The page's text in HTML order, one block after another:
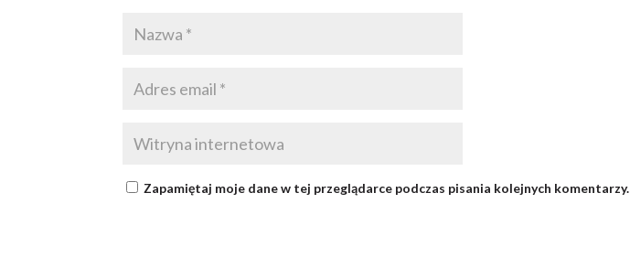
Zapamiętaj moje dane w tej przeglądarce podczas pisania kolejnych komentarzy.